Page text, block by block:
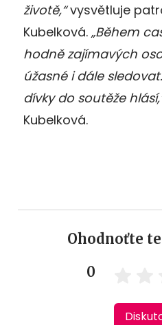
životě,“vysvětluje
Kubelková. „Během
hodně zajímavých
úžasné i dále
dívky do soutěže
Kubelková.
Ohodnoťte
0